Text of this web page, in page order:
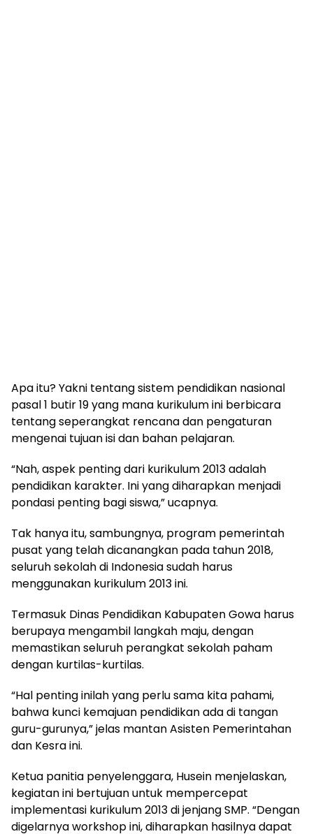
Apa itu? Yakni tentang sistem pendidikan nasional
pasal 1 butir 19 yang mana kurikulum ini berbicara
tentang seperangkat rencana dan pengaturan
mengenai tujuan isi dan bahan pelajaran.
“Nah, aspek penting dari kurikulum 2013 adalah
pendidikan karakter. Ini yang diharapkan menjadi
pondasi penting bagi siswa,” ucapnya.
Tak hanya itu, sambungnya, program pemerintah
pusat yang telah dicanangkan pada tahun 2018,
seluruh sekolah di Indonesia sudah harus
menggunakan kurikulum 2013 ini.
Termasuk Dinas Pendidikan Kabupaten Gowa harus
berupaya mengambil langkah maju, dengan
memastikan seluruh perangkat sekolah paham
dengan kurtilas-kurtilas.
“Hal penting inilah yang perlu sama kita pahami,
bahwa kunci kemajuan pendidikan ada di tangan
guru-gurunya,” jelas mantan Asisten Pemerintahan
dan Kesra ini.
Ketua panitia penyelenggara, Husein menjelaskan,
kegiatan ini bertujuan untuk mempercepat
implementasi kurikulum 2013 di jenjang SMP. “Dengan
digelarnya workshop ini, diharapkan hasilnya dapat